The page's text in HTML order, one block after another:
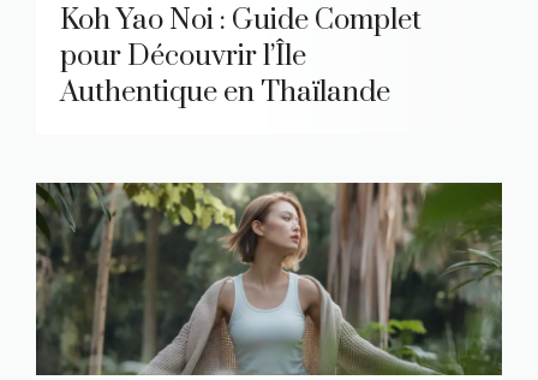
Koh Yao Noi : Guide Complet
pour Découvrir l’Île
Authentique en Thaïlande